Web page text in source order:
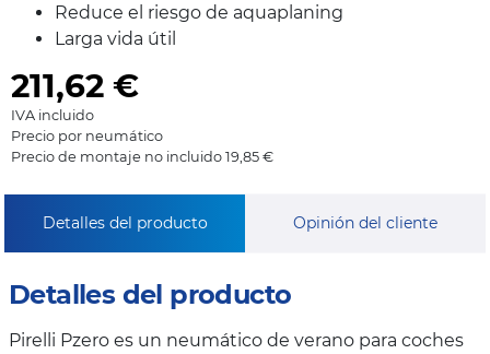
Reduce el riesgo de aquaplaning
Larga vida útil
211,62 €
IVA incluido
Precio por neumático
Precio de montaje no incluido 19,85 €
Detalles del producto Opinión del cliente
Detalles del producto
Pirelli Pzero es un neumático de verano para coches